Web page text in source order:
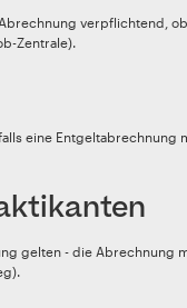
verpflichtend,
Zentrale).
eine Entgeltabrechnung
gelten - die Abrechnung